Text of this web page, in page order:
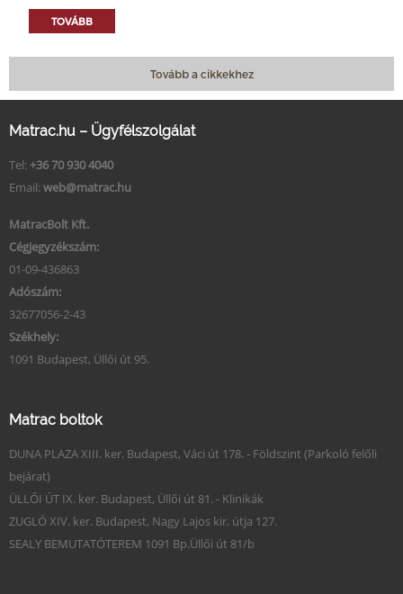
TOVÁBB
Tovább a cikkekhez
Matrac.hu – Ügyfélszolgálat
Tel: +36 70 930 4040
Email: web@matrac.hu
MatracBolt Kft.
Cégjegyzékszám:
01-09-436863
Adószám:
32677056-2-43
Székhely:
1091 Budapest, Üllői út 95.
Matrac boltok
DUNA PLAZA XIII. ker. Budapest, Váci út 178. - Földszint (Parkoló felőli
bejárat)
ÜLLŐI ÚT IX. ker. Budapest, Üllői út 81. - Klinikák
ZUGLÓ XIV. ker. Budapest, Nagy Lajos kir. útja 127.
SEALY BEMUTATÓTEREM 1091 Bp.Üllői út 81/b